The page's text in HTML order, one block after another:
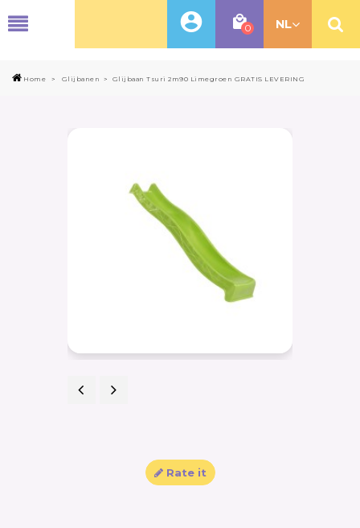
0 NL
Home > Glijbanen > Glijbaan Tsuri 2m90 Limegroen GRATIS LEVERING
Rate it